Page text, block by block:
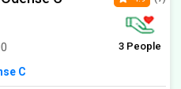
3 People
C